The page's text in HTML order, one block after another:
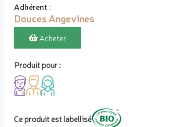
Adhérent :
Douces Angevines
Acheter
Produit pour :
Ce produit est labellisé